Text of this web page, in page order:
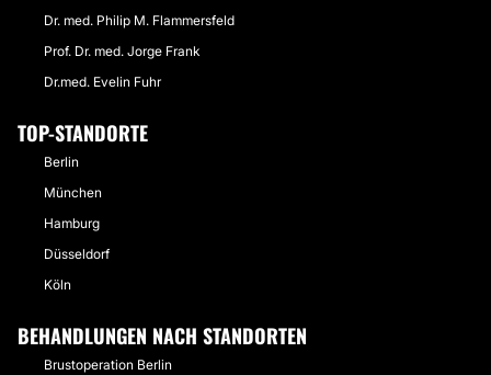
Dr. med. Philip M. Flammersfeld
Prof. Dr. med. Jorge Frank
Dr.med. Evelin Fuhr
TOP-STANDORTE
Berlin
München
Hamburg
Düsseldorf
Köln
BEHANDLUNGEN NACH STANDORTEN
Brustoperation Berlin